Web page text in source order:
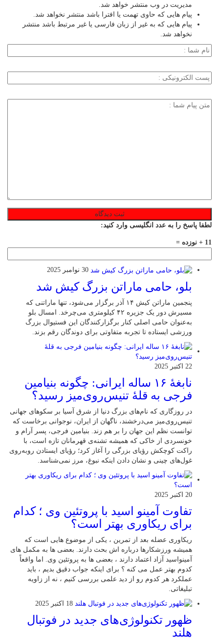
مدیریت در وب منتشر خواهد شد.
پیام هایی که حاوی تهمت یا افترا باشد منتشر نخواهد شد.
پیام هایی که به غیر از زبان فارسی یا غیر مرتبط باشد منتشر
نخواهد شد.
لطفا پاسخ را به عدد انگلیسی وارد کنید:
11 + نوزده =
30 نوامبر 2025
بلو، حامی ماراتن بزرگ کیش شد
پنجمین ماراتن کیش ۱۴ آذر برگزار می‌شود، تنها ماراتنی که
مسیرش دور یک جزیره ۴۲ کیلومتری می‌چرخد. امسال بلو
به‌عنوان حامی اصلی کنار برگزارکنندگان این فستیوال بزرگ
ورزشی ایستاده تا تجربه متفاوتی برای دوندگان رقم بزند.
22 اکتبر 2025
نابغهٔ ۱۶ ساله ایرانی: چگونه بنیامین
فرجی به قلهٔ تنیس‌روی‌میز رسید؟
در روزگاری که نام‌های بزرگ دنیا از شرق آسیا بر سکوهای جهانی
تنیس‌روی‌میز می‌درخشند، ناگهان از ایران، نوجوانی برخاست که
توانست نظم این جهان را بر هم زند. بنیامین فرجی، پسر آرام و
خونسردی از خاکی که همیشه تشنه‌ی قهرمانان تازه است، با
راکت کوچکش رؤیای بزرگی را آغاز کرد؛ رؤیای ایستادن روبه‌روی
غول‌های چینی و نشان دادن اینکه نبوغ، مرز نمی‌شناسد.
20 اکتبر 2025
تفاوت آمینو اسید با پروتئین وی ؛ کدام
برای ریکاوری بهتر است؟
ریکاوری عضله بعد از تمرین ، یکی از موضوع‌ هایی‌ است که
همیشه ورزشکارها درباره‌ اش بحث دارند. بعضی‌ ها به مکمل‌ های
آمینواسید آزاد اعتماد دارند ، بعضی‌ ها به پروتئین وی. اما واقعاً
کدوم بهتر عمل می‌ کنه ؟ برای اینکه جواب دقیق بدیم ، باید
عملکرد هر کدوم رو از دید علمی بررسی کنیم ، نه از زاویه
تبلیغاتی.
18 اکتبر 2025
ظهور تکنولوژی‌های جدید در فوتبال
هلند